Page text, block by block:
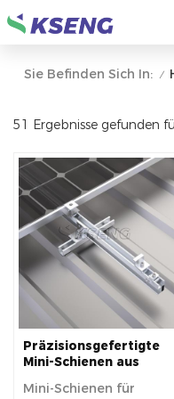
Sie Befinden Sich In: /
51 Ergebnisse gefunden
Präzisionsgefertigte
Mini-Schienen aus
Solardachmontage zur
Mini-Schienen für